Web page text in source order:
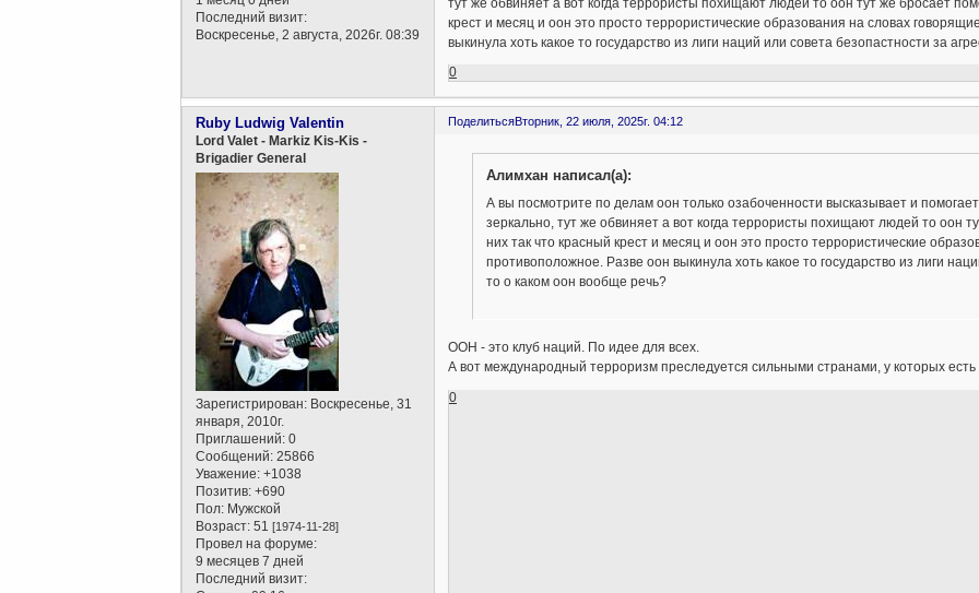
Последний визит:
Воскресенье, 2 августа, 2026г. 08:39
тут же обвиняет а вот когда террористы похищают людей то оон тут же бросает
крест и месяц и оон это просто террористические образования на словах
выкинула хоть какое то государство из лиги наций или совета безопастности за
0
ПоделитьсяВторник, 22 июля, 2025г. 04:12
Ruby Ludwig Valentin
Lord Valet - Markiz Kis-Kis -
Brigadier General
Зарегистрирован: Воскресенье, 31
января, 2010г.
Приглашений: 0
Сообщений: 25866
Уважение: +1038
Позитив: +690
Пол: Мужской
Возраст: 51[1974-11-28]
Провел на форуме:
9 месяцев 7 дней
Последний визит:
Алимхан написал(а):
А вы посмотрите по делам оон только озабоченности высказывает и
зеркально, тут же обвиняет а вот когда террористы похищают людей то оон
них так что красный крест и месяц и оон это просто террористические
противоположное. Разве оон выкинула хоть какое то государство из лиги
то о каком оон вообще речь?
ООН - это клуб наций. По идее для всех.
А вот международный терроризм преследуется сильными странами, у которых есть
0